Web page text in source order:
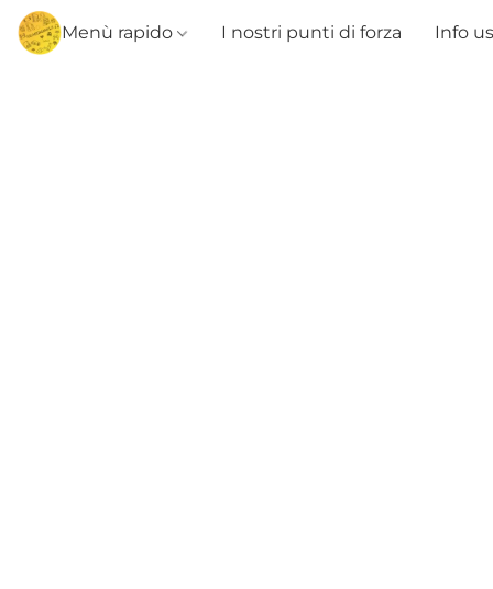
Menù rapido I nostri punti di forza Info